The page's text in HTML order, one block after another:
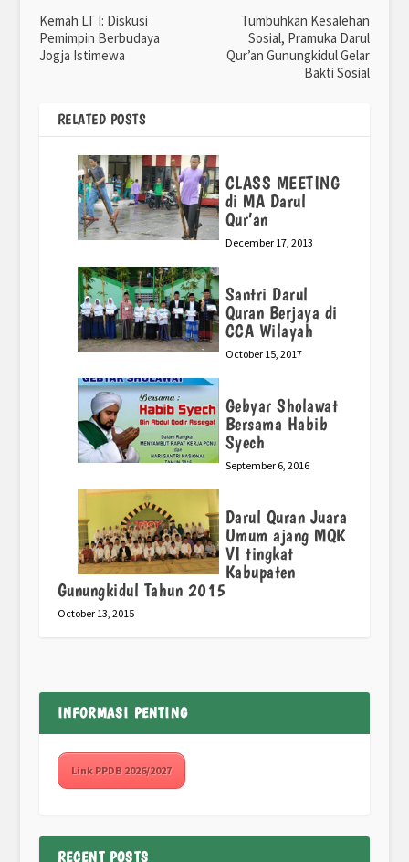
Kemah LT I: Diskusi
Pemimpin Berbudaya
Jogja Istimewa
Tumbuhkan Kesalehan
Sosial, Pramuka Darul
Qur’an Gunungkidul Gelar
Bakti Sosial
RELATED POSTS
CLASS MEETING
di MA Darul
Qur’an
December 17, 2013
Santri Darul
Quran Berjaya di
CCA Wilayah
October 15, 2017
Gebyar Sholawat
Bersama Habib
Syech
September 6, 2016
Darul Quran Juara
Umum ajang MQK
VI tingkat
Kabupaten
Gunungkidul Tahun 2015
October 13, 2015
INFORMASI PENTING
Link PPDB 2026/2027
RECENT POSTS